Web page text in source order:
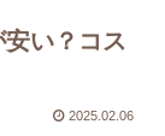
い？コス
2025.02.06